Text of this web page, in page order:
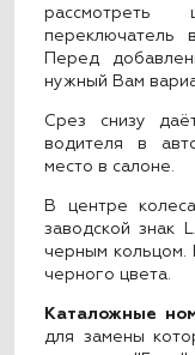
рассмотреть
переключатель
Перед
нужный Вам
Срез снизу
водителя в
место в салоне.
В центре
заводской знак
черным кольцом.
черного цвета.
Каталожные
для замены